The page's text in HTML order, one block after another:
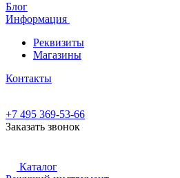
Блог
Информация
Реквизиты
Магазины
Контакты
+7 495 369-53-66
Заказать звонок
Каталог